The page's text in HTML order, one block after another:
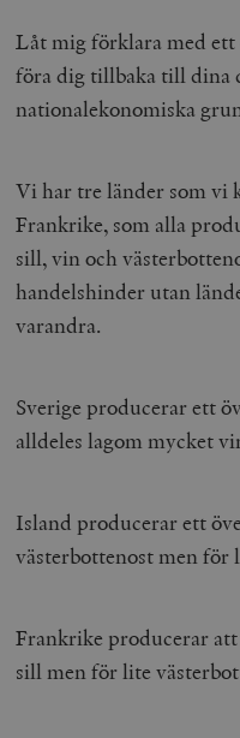
Låt mig förklara med ett
föra dig tillbaka till dina
nationalekonomiska
Vi har tre länder som vi
Frankrike, som alla
sill, vin och
handelshinder utan
varandra.
Sverige producerar ett
alldeles lagom mycket
Island producerar ett
västerbottenost men för
Frankrike producerar
sill men för lite